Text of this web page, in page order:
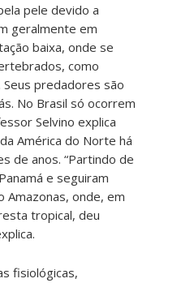
pele devido a
geralmente em
baixa, onde se
como
predadores são
No Brasil só ocorrem
Selvino explica
América do Norte há
de anos. “Partindo de
e seguiram
Amazonas, onde, em
tropical, deu
fisiológicas,